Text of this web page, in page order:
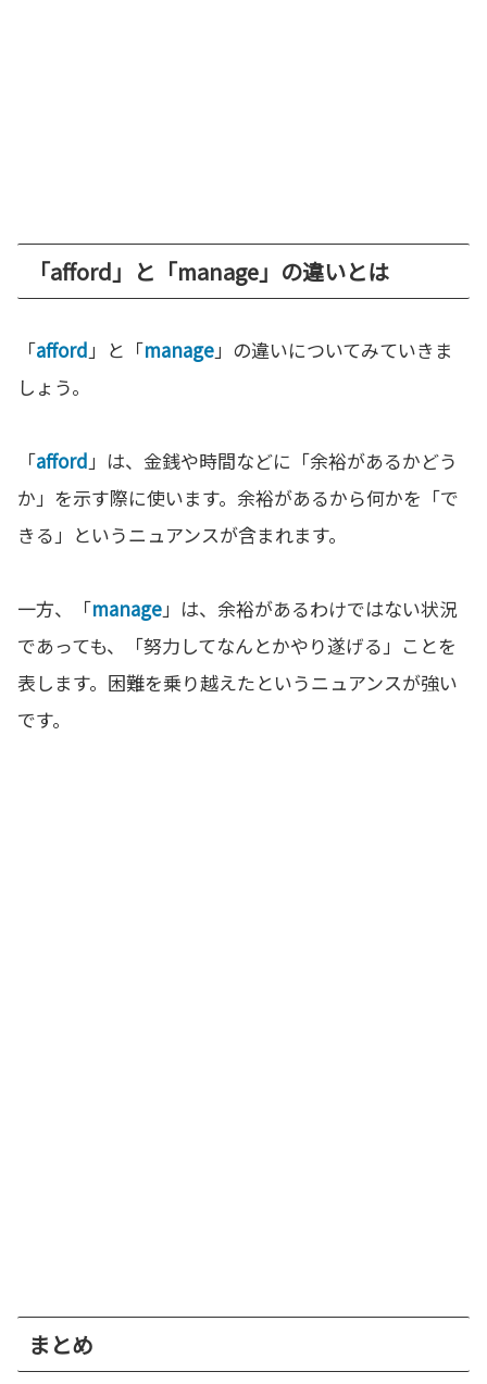
「afford」と「manage」の違いとは
「afford」と「manage」の違いについてみていきま
しょう。
「afford」は、金銭や時間などに「余裕があるかどう
か」を示す際に使います。余裕があるから何かを「で
きる」というニュアンスが含まれます。
一方、「manage」は、余裕があるわけではない状況
であっても、「努力してなんとかやり遂げる」ことを
表します。困難を乗り越えたというニュアンスが強い
です。
まとめ